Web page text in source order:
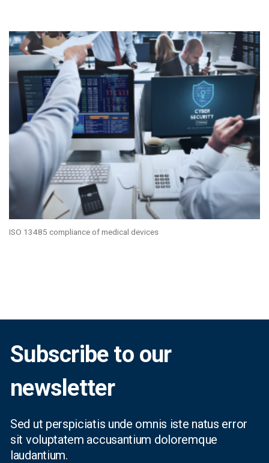
ISO 13485 compliance of medical devices
Subscribe to our
newsletter
Sed ut perspiciatis unde omnis iste natus error
sit voluptatem accusantium doloremque
laudantium.